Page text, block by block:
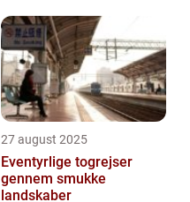
27 august 2025
Eventyrlige togrejser
gennem smukke
landskaber